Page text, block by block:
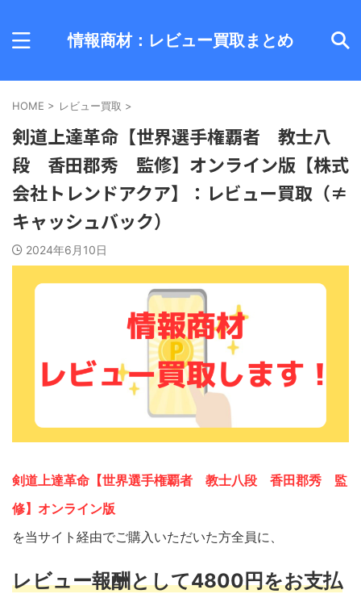
情報商材：レビュー買取まとめ
HOME > レビュー買取 >
剣道上達革命【世界選手権覇者 教士八
段 香田郡秀 監修】オンライン版【株式
会社トレンドアクア】：レビュー買取（≠
キャッシュバック）
2024年6月10日
剣道上達革命【世界選手権覇者 教士八段 香田郡秀 監
修】オンライン版
を当サイト経由でご購入いただいた方全員に、
レビュー報酬として4800円をお支払